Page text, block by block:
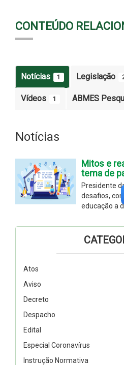
CONTEÚDO
Notícias 1 Legislação
Vídeos 1 ABMES
Notícias
Mitos e
tema de
Presidente
desafios,
educação a
Atos
Aviso
Decreto
Despacho
Edital
Especial Coronavírus
Instrução Normativa